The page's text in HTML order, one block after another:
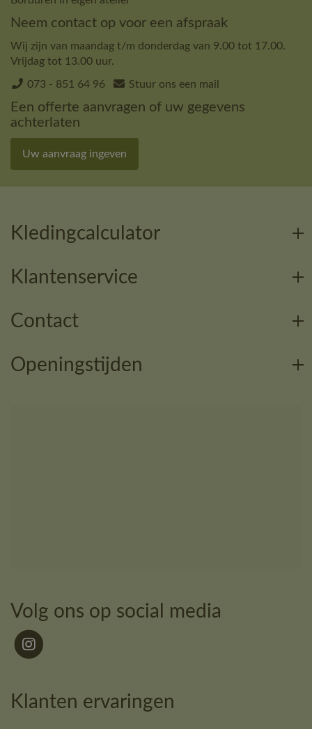
Neem contact op voor een afspraak
Wij zijn van maandag t/m donderdag van 9.00 tot 17.00.
Vrijdag tot 13.00 uur.
073 - 851 64 96 Stuur ons een mail
Een offerte aanvragen of uw gegevens
achterlaten
Uw aanvraag ingeven
Kledingcalculator
Klantenservice
Contact
Openingstijden
Volg ons op social media
Klanten ervaringen